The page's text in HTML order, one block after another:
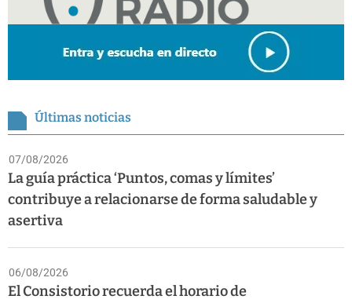
Últimas noticias
07/08/2026
La guía práctica ‘Puntos, comas y límites’
contribuye a relacionarse de forma saludable y
asertiva
06/08/2026
El Consistorio recuerda el horario de